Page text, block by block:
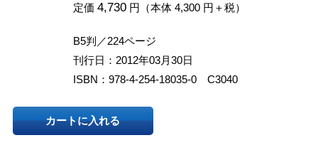
定価 4,730円（本体 4,300 円＋税）
B5判／224ページ
刊行日：2012年03月30日
ISBN：978-4-254-18035-0 C3040
カートに入れる